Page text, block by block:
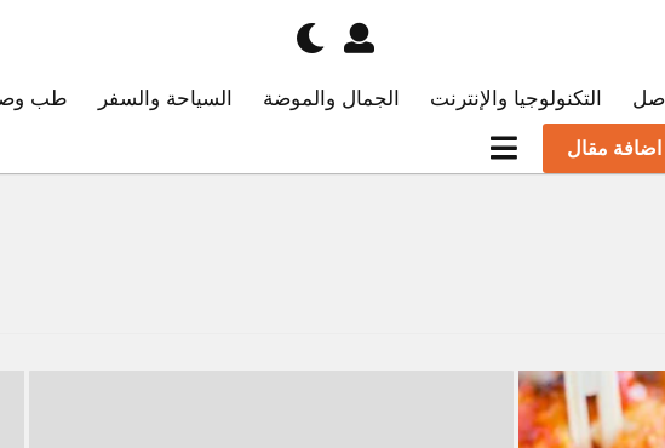
التكنولوجيا والإنترنت الجمال والموضة السياحة والسفر طب
اضافة مقال